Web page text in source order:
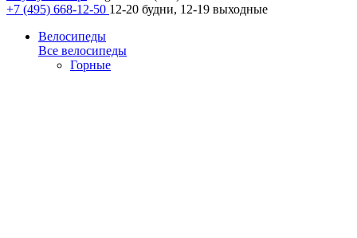
+7 (495) 668-12-50 12-20 будни, 12-19 выходные
Велосипеды
Все велосипеды
Горные